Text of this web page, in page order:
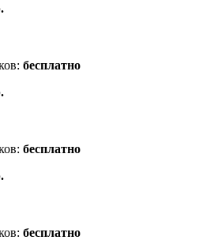
бесплатно
бесплатно
бесплатно